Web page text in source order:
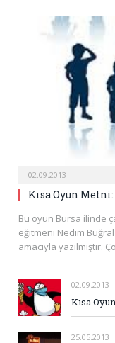
02.09.2013
Kısa Oyun
Bu oyun Bursa ilinde
eğitmeni Nedim
amacıyla
02.09.2013
Kısa
25.05.2013